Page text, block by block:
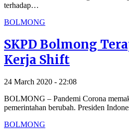
terhadap…
BOLMONG
SKPD Bolmong
Kerja Shift
24 March 2020 - 22:08
BOLMONG – Pandemi Corona
pemerintahan berubah. Presiden
BOLMONG